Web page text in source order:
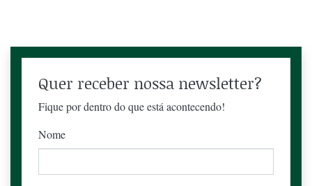
Quer receber nossa newsletter?
Fique por dentro do que está acontecendo!
Nome